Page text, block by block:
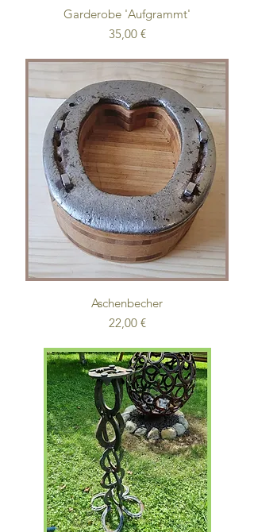
Garderobe 'Aufgrammt'
Preis
35,00 €
Aschenbecher
Preis
22,00 €